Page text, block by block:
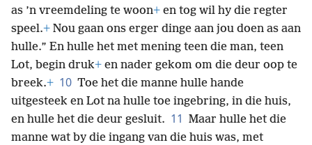
as ’n vreemdeling te woon+ en tog wil hy die regter
speel.+ Nou gaan ons erger dinge aan jou doen as aan
hulle.” En hulle het met mening teen die man, teen
Lot, begin druk+ en nader gekom om die deur oop te
breek.+ 10 Toe het die manne hulle hande
uitgesteek en Lot na hulle toe ingebring, in die huis,
en hulle het die deur gesluit. 11 Maar hulle het die
manne wat by die ingang van die huis was, met